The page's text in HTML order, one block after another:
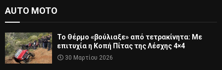
AUTO MOTO
Το Θέρμο «βούλιαξε» από τετρακίνητα: Με
επιτυχία η Κοπή Πίτας της Λέσχης 4×4
30 Μαρτίου 2026